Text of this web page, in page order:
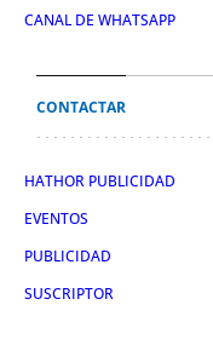
CANAL DE WHATSAPP
CONTACTAR
HATHOR PUBLICIDAD
EVENTOS
PUBLICIDAD
SUSCRIPTOR